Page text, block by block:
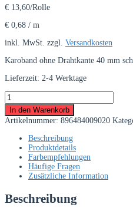
€ 13,60/Rolle
€ 0,68 / m
inkl. MwSt. zzgl. Versandkosten
Karoband ohne Drahtkante 40 mm
Lieferzeit: 2-4 Werktage
Karoband
ohne
Drahtkante
40
schwarz
Rolle
In den Warenkorb
Artikelnummer: 896484009020
Beschreibung
Produktdetails
Farbempfehlungen
Häufige Fragen
Zusätzliche Information
Beschreibung